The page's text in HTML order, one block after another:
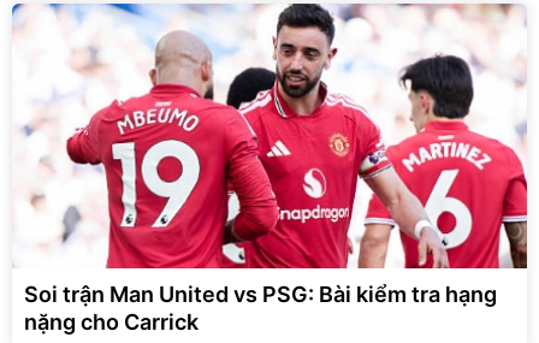
Soi trận Man United vs PSG: Bài kiểm tra hạng
nặng cho Carrick